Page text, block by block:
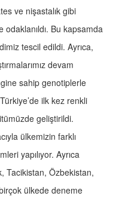
ve nişastalık gibi
Bu kapsamda
tescil edildi. Ayrıca,
devam
sahip genotiplerle
ilk kez renkli
geliştirildi.
ülkemizin farklı
yapılıyor. Ayrıca
Tacikistan, Özbekistan,
ülkede deneme